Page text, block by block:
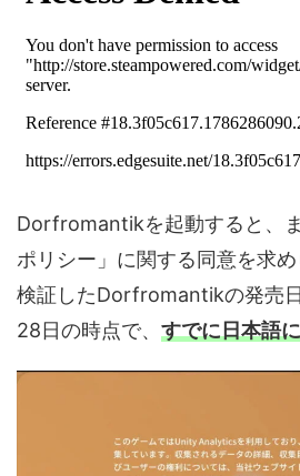
Dorfromantikを起動すると、
ポリシー」に関する同意を求め
検証したDorfromantikの発売
28日の時点で、 すでに日本語